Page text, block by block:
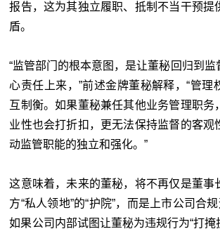
报告，这为其独立履职、抵制不当干预提
盾。
“监管部门的根本意图，是让董秘回归到
心责任上来，”前述金牌董秘解释，“管理
互制衡。如果董秘兼任其他业务管理职务
业性也会打折扣，更无法保持监督的客观
动监管职能的独立和强化。”
这意味着，未来的董秘，将不再仅是董事
方“私人领地”的“护院”，而是上市公司合规
如果公司内部试图让董秘为违规行为“打掩